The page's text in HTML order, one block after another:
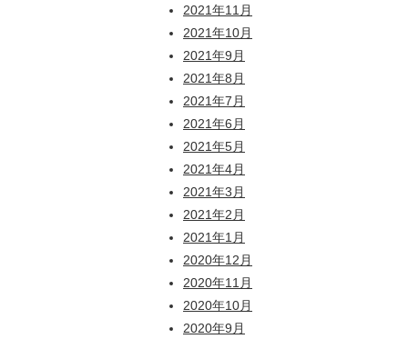
2021年11月
2021年10月
2021年9月
2021年8月
2021年7月
2021年6月
2021年5月
2021年4月
2021年3月
2021年2月
2021年1月
2020年12月
2020年11月
2020年10月
2020年9月